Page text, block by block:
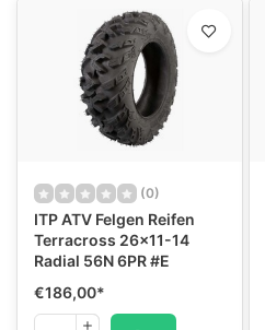
(0)
ITP ATV Felgen Reifen
Terracross 26x11-14
Radial 56N 6PR #E
€186,00*